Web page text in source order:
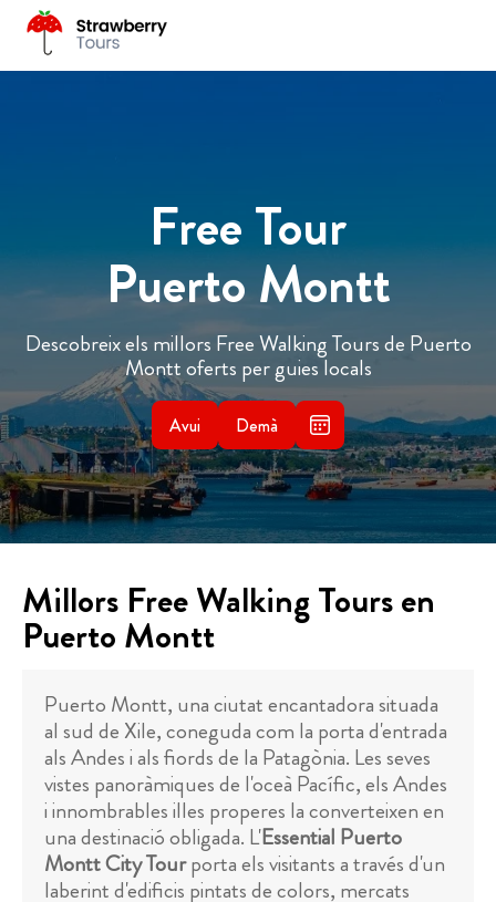
Free Tour
Puerto Montt
Descobreix els millors Free Walking Tours de Puerto
Montt oferts per guies locals
Avui Demà
Millors Free Walking Tours en
Puerto Montt
Puerto Montt, una ciutat encantadora situada
al sud de Xile, coneguda com la porta d'entrada
als Andes i als fiords de la Patagònia. Les seves
vistes panoràmiques de l'oceà Pacífic, els Andes
i innombrables illes properes la converteixen en
una destinació obligada. L'Essential Puerto
Montt City Tourporta els visitants a través d'un
laberint d'edificis pintats de colors, mercats